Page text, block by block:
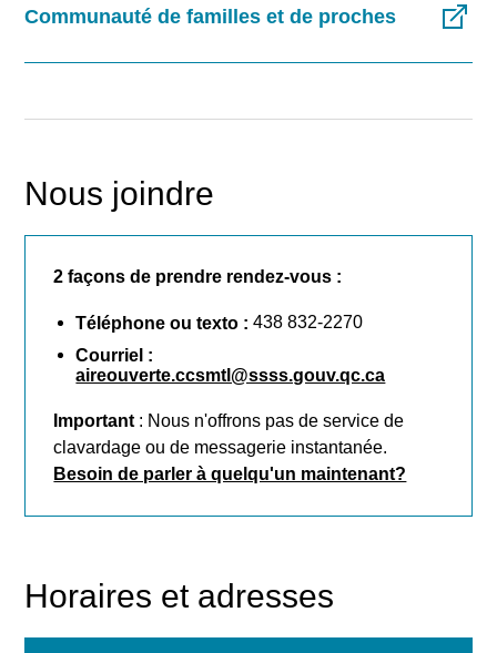
Communauté de familles et de proches
Nous joindre
2 façons de prendre rendez-vous :
Téléphone ou texto :438 832-2270
Courriel :
aireouverte.ccsmtl@ssss.gouv.qc.ca
Important : Nous n'offrons pas de service de
clavardage ou de messagerie instantanée.
Besoin de parler à quelqu'un maintenant?
Horaires et adresses